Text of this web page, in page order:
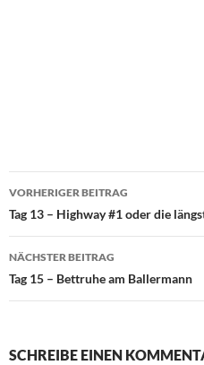
Beitragsnavigation
VORHERIGER BEITRAG
Tag 13 – Highway #1 oder die
NÄCHSTER BEITRAG
Tag 15 – Bettruhe am Ballermann
SCHREIBE EINEN